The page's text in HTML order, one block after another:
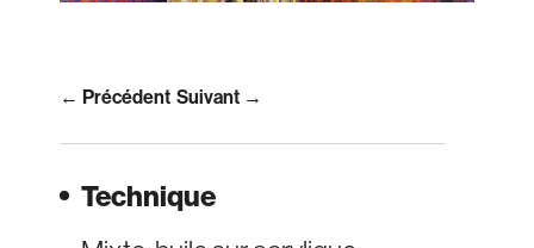
Technique
← Précédent Suivant →